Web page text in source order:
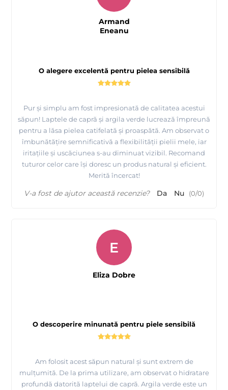
O alegere excelentă pentru pielea sensibilă
Pur și simplu am fost impresionată de calitatea acestui
săpun! Laptele de capră și argila verde lucrează împreună
pentru a lăsa pielea catifelată și proaspătă. Am observat o
îmbunătățire semnificativă a flexibilității pielii mele, iar
iritațiile și uscăciunea s-au diminuat vizibil. Recomand
tuturor celor care își doresc un produs natural și eficient.
Merită încercat!
Armand
Eneanu
V-a fost de ajutor această recenzie? Da Nu (0/0)
O descoperire minunată pentru piele sensibilă
Am folosit acest săpun natural și sunt extrem de
mulțumită. De la prima utilizare, am observat o hidratare
profundă datorită laptelui de capră. Argila verde este un
E
Eliza Dobre